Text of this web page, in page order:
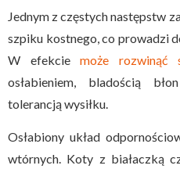
Jednym z częstych następstw
szpiku kostnego, co prowadzi
W efekciemoże rozwinąć
osłabieniem, bladością
tolerancją wysiłku.
Osłabiony układ
wtórnych. Koty z białaczką